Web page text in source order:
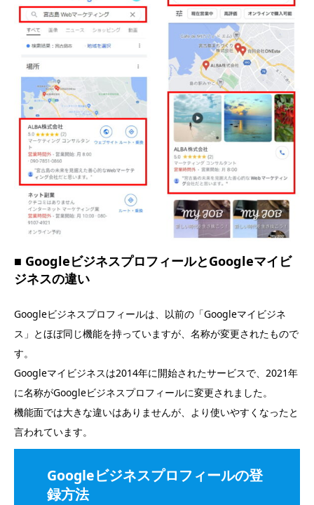
■ GoogleビジネスプロフィールとGoogleマイビ
ジネスの違い
Googleビジネスプロフィールは、以前の「Googleマイビジネ
ス」とほぼ同じ機能を持っていますが、名称が変更されたもので
す。
Googleマイビジネスは2014年に開始されたサービスで、2021年
に名称がGoogleビジネスプロフィールに変更されました。
機能面では大きな違いはありませんが、より使いやすくなったと
言われています。
Googleビジネスプロフィールの登
録方法